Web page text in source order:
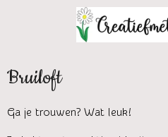
hoofdinhoud
Bruiloft
Ga je trouwen? Wat leuk!